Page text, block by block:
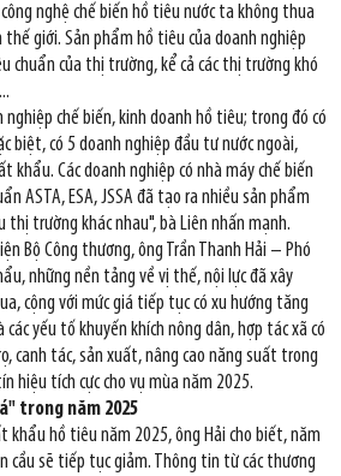
nghệ chế biến hồ tiêu nước ta không thua
giới. Sản phẩm hồ tiêu của doanh nghiệp
chuẩn của thị trường, kể cả các thị trường khó
nghiệp chế biến, kinh doanh hồ tiêu; trong đó có
biệt, có 5 doanh nghiệp đầu tư nước ngoài,
khẩu. Các doanh nghiệp có nhà máy chế biến
ASTA, ESA, JSSA đã tạo ra nhiều sản phẩm
thị trường khác nhau", bà Liên nhấn mạnh.
Bộ Công thương, ông Trần Thanh Hải – Phó
những nền tảng về vị thế, nội lực đã xây
cộng với mức giá tiếp tục có xu hướng tăng
yếu tố khuyến khích nông dân, hợp tác xã có
canh tác, sản xuất, nâng cao năng suất trong
hiệu tích cực cho vụ mùa năm 2025.
trong năm 2025
khẩu hồ tiêu năm 2025, ông Hải cho biết, năm
cầu sẽ tiếp tục giảm. Thông tin từ các thương